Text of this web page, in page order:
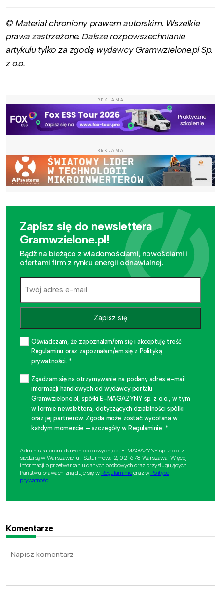
© Materiał chroniony prawem autorskim. Wszelkie
prawa zastrzeżone. Dalsze rozpowszechnianie
artykułu tylko za zgodą wydawcy Gramwzielone.pl Sp.
z o.o.
REKLAMA
REKLAMA
Zapisz się do newslettera
Gramwzielone.pl!
Bądź na bieżąco z wiadomościami, nowościami i
ofertami firm z rynku energii odnawialnej.
Zapisz się
Oświadczam, że zapoznałam/em się i akceptuję treść
Regulaminu oraz zapoznałam/em się z Polityką
prywatności. *
Zgadzam się na otrzymywanie na podany adres e-mail
informacji handlowych od wydawcy portalu
Gramwzielone.pl, spółki E-MAGAZYNY sp. z o.o., w tym
w formie newslettera, dotyczących działalności spółki
oraz jej partnerów. Zgoda może zostać wycofana w
każdym momencie – szczegóły w Regulaminie. *
Administratorem danych osobowych jest E-MAGAZYNY sp. z o.o. z
siedzibą w Warszawie, ul. Szturmowa 2, 02-678 Warszawa. Więcej
informacji o przetwarzaniu danych osobowych oraz przysługujących
Państwu prawach znajduje się w Regulaminieoraz w Polityce
prywatności.
Komentarze